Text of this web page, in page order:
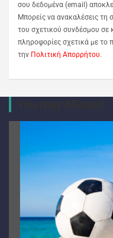
σου δεδομένα (email)
Μπορείς να ανακαλέσεις
του σχετικού συνδέσμου σε
πληροφορίες σχετικά με το
την Πολιτική Απορρήτου.